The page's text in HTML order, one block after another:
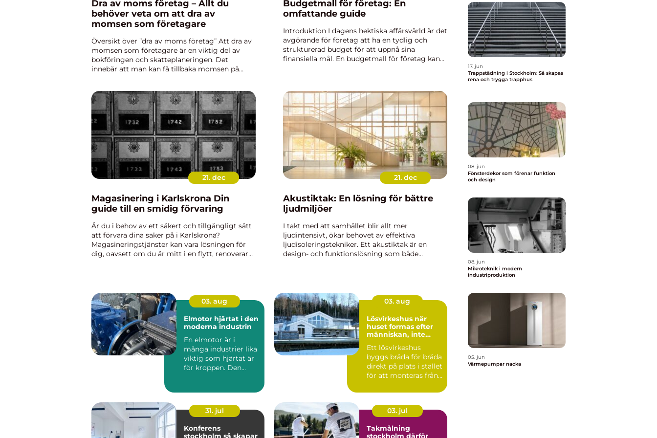
Dra av moms företag – Allt du
behöver veta om att dra av
momsen som företagare
Översikt över ”dra av moms företag” Att dra av
momsen som företagare är en viktig del av
bokföringen och skatteplaneringen. Det
innebär att man kan få tillbaka momsen på
Budgetmall för företag: En
omfattande guide
Introduktion I dagens hektiska affärsvärld är det
avgörande för företag att ha en tydlig och
strukturerad budget för att uppnå sina
finansiella mål. En budgetmall för företag kan
21. dec
Magasinering i Karlskrona Din
guide till en smidig förvaring
Är du i behov av ett säkert och tillgängligt sätt
att förvara dina saker på i Karlskrona?
Magasineringstjänster kan vara lösningen för
dig, oavsett om du är mitt i en flytt, renoverar
21. dec
Akustiktak: En lösning för bättre
ljudmiljöer
I takt med att samhället blir allt mer
ljudintensivt, ökar behovet av effektiva
ljudisoleringstekniker. Ett akustiktak är en
design- och funktionslösning som både
03. aug
Elmotor hjärtat i den
moderna industrin
En elmotor är i
många industrier lika
viktig som hjärtat är
för kroppen. Den
03. aug
Lösvirkeshus när
huset formas efter
människan, inte
Ett lösvirkeshus
byggs bräda för bräda
direkt på plats i stället
för att monteras från
31. jul
Konferens
stockholm så skapar
03. jul
Takmålning
stockholm därför
17. jun
Trappstädning i Stockholm: Så skapas
rena och trygga trapphus
08. jun
Fönsterdekor som förenar funktion
och design
08. jun
Mikroteknik i modern
industriproduktion
05. jun
Värmepumpar nacka